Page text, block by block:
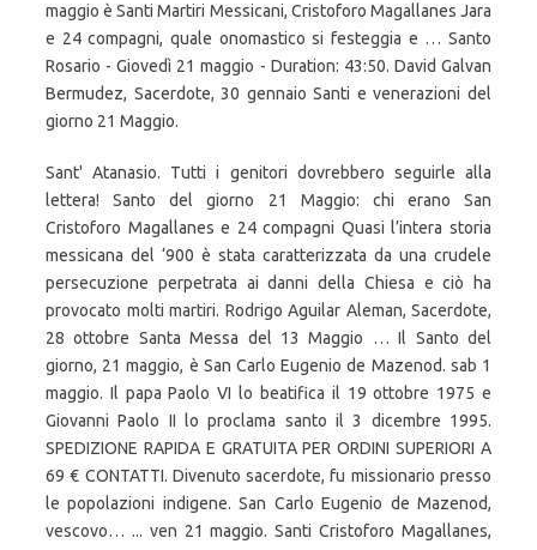
maggio è Santi Martiri Messicani, Cristoforo Magallanes Jara
e 24 compagni, quale onomastico si festeggia e … Santo
Rosario - Giovedì 21 maggio - Duration: 43:50. David Galvan
Bermudez, Sacerdote, 30 gennaio Santi e venerazioni del
giorno 21 Maggio.
Sant' Atanasio. Tutti i genitori dovrebbero seguirle alla
lettera! Santo del giorno 21 Maggio: chi erano San
Cristoforo Magallanes e 24 compagni Quasi l’intera storia
messicana del ‘900 è stata caratterizzata da una crudele
persecuzione perpetrata ai danni della Chiesa e ciò ha
provocato molti martiri. Rodrigo Aguilar Aleman, Sacerdote,
28 ottobre Santa Messa del 13 Maggio … Il Santo del
giorno, 21 maggio, è San Carlo Eugenio de Mazenod. sab 1
maggio. Il papa Paolo VI lo beatifica il 19 ottobre 1975 e
Giovanni Paolo II lo proclama santo il 3 dicembre 1995.
SPEDIZIONE RAPIDA E GRATUITA PER ORDINI SUPERIORI A
69 € CONTATTI. Divenuto sacerdote, fu missionario presso
le popolazioni indigene. San Carlo Eugenio de Mazenod,
vescovo… ... ven 21 maggio. Santi Cristoforo Magallanes,